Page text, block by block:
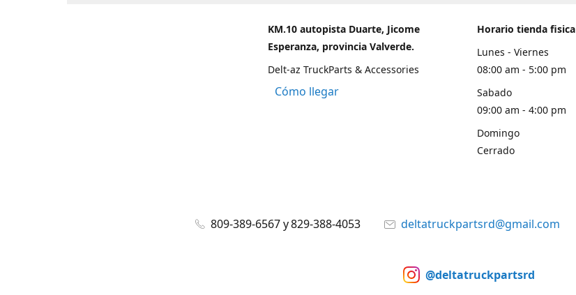
KM.10 autopista Duarte, Jicome
Esperanza, provincia Valverde.
Delt-az TruckParts & Accessories
Cómo llegar
Horario tienda fisica
Lunes - Viernes
08:00 am - 5:00 pm
Sabado
09:00 am - 4:00 pm
Domingo
Cerrado
809-389-6567 y 829-388-4053 deltatruckpartsrd@gmail.com
@deltatruckpartsrd